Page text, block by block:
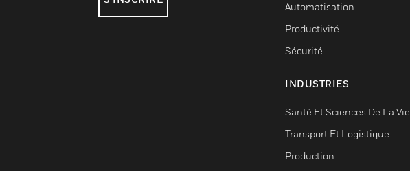
Automatisation
Productivité
Sécurité
INDUSTRIES
Santé Et Sciences De La Vie
Transport Et Logistique
Production